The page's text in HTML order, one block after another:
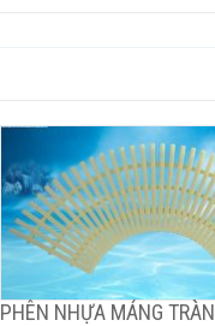
PHÊN NHỰA MÁNG TRÀN